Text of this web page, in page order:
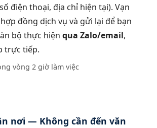
điện thoại, địa chỉ hiện tại). Vạn
đồng dịch vụ và gửi lại để bạn
bộ thực hiện qua Zalo/email,
trực tiếp.
vòng 2 giờ làm việc
nơi — Không cần đến văn